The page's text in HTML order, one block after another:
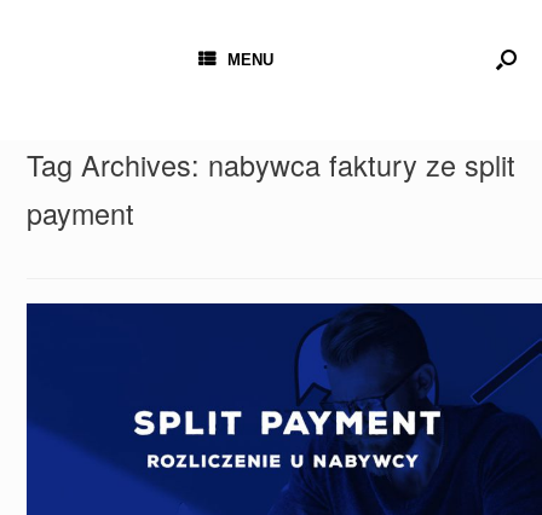
MENU
Tag Archives: nabywca faktury ze split
payment